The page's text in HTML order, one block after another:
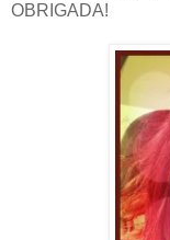
OBRIGADA!